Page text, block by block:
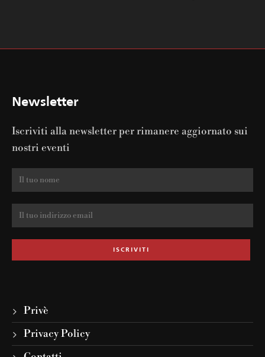
Newsletter
Iscriviti alla newsletter per rimanere aggiornato sui
nostri eventi
Privè
Privacy Policy